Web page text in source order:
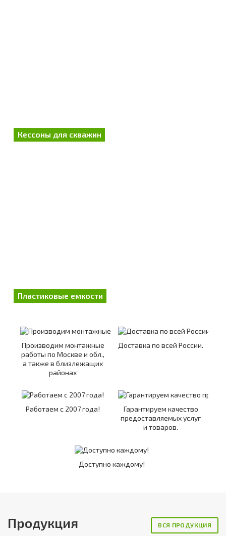
Кессоны для скважин
Пластиковые емкости
Производим монтажные
работы по Москве и обл.,
а также в близлежащих
районах
Доставка по всей России.
Работаем с 2007 года!
Гарантируем качество
предоставляемых услуг
и товаров.
Доступно каждому!
Продукция ВСЯ ПРОДУКЦИЯ